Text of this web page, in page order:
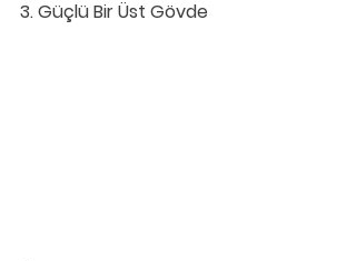
3. Güçlü Bir Üst Gövde